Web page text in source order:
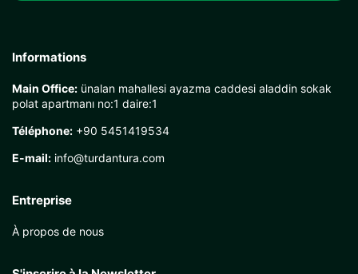
Informations
Main Office: ünalan mahallesi ayazma caddesi aladdin sokak
polat apartmanı no:1 daire:1
Téléphone: +90 5451419534
E-mail: info@turdantura.com
Entreprise
À propos de nous